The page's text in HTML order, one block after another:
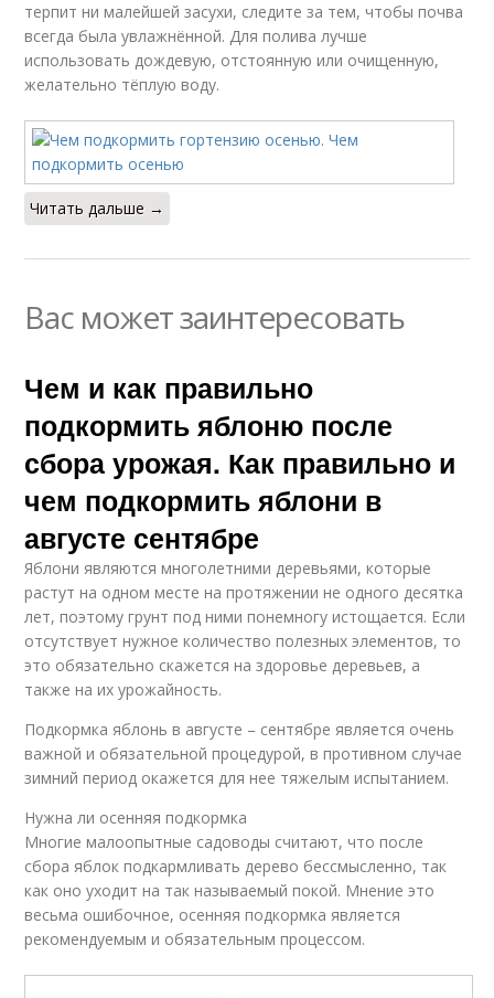
терпит ни малейшей засухи, следите за тем, чтобы почва
всегда была увлажнённой. Для полива лучше
использовать дождевую, отстоянную или очищенную,
желательно тёплую воду.
Читать дальше →
Вас может заинтересовать
Чем и как правильно
подкормить яблоню после
сбора урожая. Как правильно и
чем подкормить яблони в
августе сентябре
Яблони являются многолетними деревьями, которые
растут на одном месте на протяжении не одного десятка
лет, поэтому грунт под ними понемногу истощается. Если
отсутствует нужное количество полезных элементов, то
это обязательно скажется на здоровье деревьев, а
также на их урожайность.
Подкормка яблонь в августе – сентябре является очень
важной и обязательной процедурой, в противном случае
зимний период окажется для нее тяжелым испытанием.
Нужна ли осенняя подкормка
Многие малоопытные садоводы считают, что после
сбора яблок подкармливать дерево бессмысленно, так
как оно уходит на так называемый покой. Мнение это
весьма ошибочное, осенняя подкормка является
рекомендуемым и обязательным процессом.